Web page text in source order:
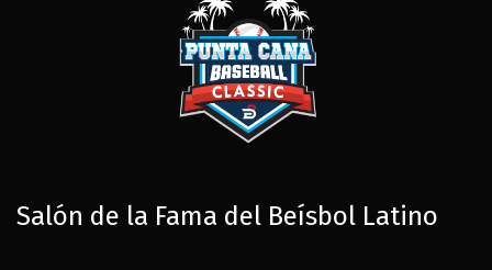
Salón de la Fama del Beísbol Latino